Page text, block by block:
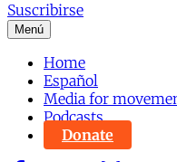
Suscribirse
Menú
Home
Español
Media for
Podcasts
Donate